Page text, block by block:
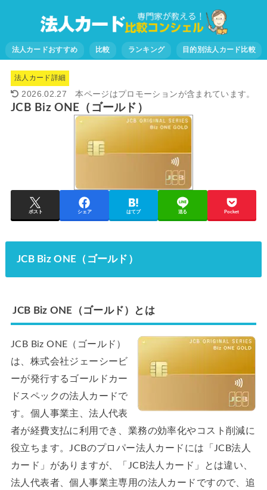
法人カードおすすめ 比較 ランキング 目的別法人カード比較
法人カード詳細
2026.02.27
JCB Biz ONE（ゴールド）
ポスト シェア はてブ 送る Pocket
JCB Biz ONE（ゴールド）
JCB Biz ONE（ゴールド）とは
JCB Biz ONE（ゴールド）
は、株式会社ジェーシービ
ーが発行するゴールドカー
ドスペックの法人カードで
す。個人事業主、法人代表
者が経費支払に利用でき、業務の効率化やコスト削減に
役立ちます。JCBのプロパー法人カードには「JCB法人
カード」がありますが、「JCB法人カード」とは違い、
法人代表者、個人事業主専用の法人カードですので、追